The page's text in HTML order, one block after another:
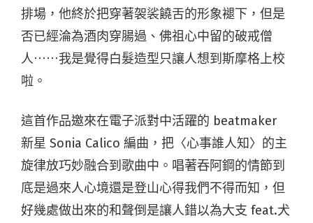
排場，他終於把穿著袈裟饒舌的形象褪下，但是
否已經淪為酒肉穿腸過、佛祖心中留的破戒僧
人⋯⋯我是覺得白髮造型只讓人想到斯摩格上校
啦。
這首作品邀來在電子派對中活躍的 beatmaker
新星 Sonia Calico 編曲，把〈心事誰人知〉的主
旋律放巧妙融合到歌曲中。唱著吞阿鋼的情節到
底是過來人心境還是登山心得我們不得而知，但
好幾處做出來的和聲倒是讓人錯以為大支 feat.犬